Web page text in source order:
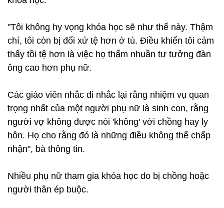
"Tôi không hy vọng khóa học sẽ như thế này. Thậm
chí, tôi còn bị đối xử tệ hơn ở tù. Điều khiến tôi cảm
thấy tồi tệ hơn là việc họ thấm nhuần tư tưởng đàn
ông cao hơn phụ nữ.
Các giáo viên nhắc đi nhắc lại rằng nhiệm vụ quan
trọng nhất của một người phụ nữ là sinh con, rằng
người vợ không được nói 'không' với chồng hay ly
hôn. Họ cho rằng đó là những điều không thể chấp
nhận", bà thông tin.
Nhiều phụ nữ tham gia khóa học do bị chồng hoặc
người thân ép buộc.